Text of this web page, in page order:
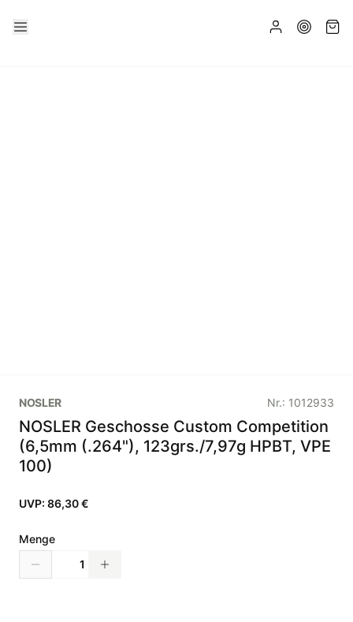
NOSLER Nr.: 1012933
NOSLER Geschosse Custom Competition
(6,5mm (.264"), 123grs./7,97g HPBT, VPE
100)
UVP: 86,30 €
Menge